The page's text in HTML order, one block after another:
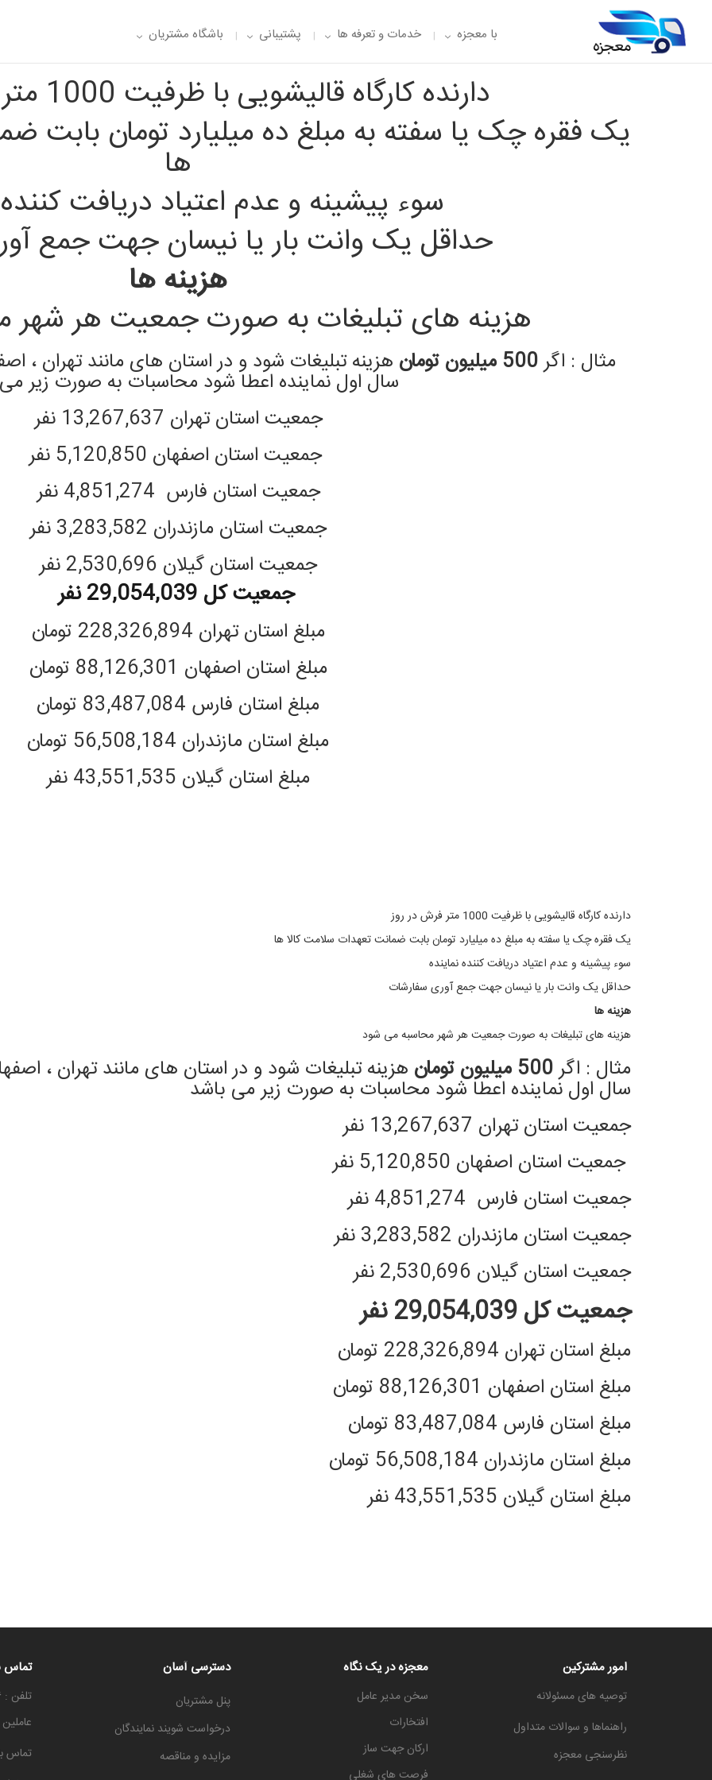
با معجزه خدمات و تعرفه ها پشتیبانی باشگاه مشتریان
دارنده کارگاه قالیشویی با ظرفیت 1000 متر فرش در روز
یک فقره چک یا سفته به مبلغ ده میلیارد تومان بابت
ها
سوء پیشینه و عدم اعتیاد دریافت
حداقل یک وانت بار یا نیسان جهت جمع
هزینه ها
هزینه های تبلیغات به صورت جمعیت هر
مثال : اگر500 میلیون تومان هزینه تبلیغات شود و در استان های مانند تهران ،
سال اول نماینده اعطا شود محاسبات به صورت زیر
جمعیت استان تهران 13,267,637 نفر
جمعیت استان اصفهان 5,120,850 نفر
جمعیت استان فارس 4,851,274 نفر
جمعیت استان مازندران 3,283,582 نفر
جمعیت استان گیلان 2,530,696 نفر
جمعیت کل 29,054,039 نفر
مبلغ استان تهران 228,326,894 تومان
مبلغ استان اصفهان 88,126,301 تومان
مبلغ استان فارس 83,487,084 تومان
مبلغ استان مازندران 56,508,184 تومان
مبلغ استان گیلان 43,551,535 نفر
دارنده کارگاه قالیشویی با ظرفیت 1000 متر فرش در روز
یک فقره چک یا سفته به مبلغ ده میلیارد تومان بابت ضمانت تعهدات سلامت کالا ها
سوء پیشینه و عدم اعتیاد دریافت کننده نماینده
حداقل یک وانت بار یا نیسان جهت جمع آوری سفارشات
هزینه ها
هزینه های تبلیغات به صورت جمعیت هر شهر محاسبه می شود
مثال : اگر500 میلیون تومان هزینه تبلیغات شود و در استان های مانند تهران ،
سال اول نماینده اعطا شود محاسبات به صورت زیر می باشد
جمعیت استان تهران 13,267,637 نفر
جمعیت استان اصفهان 5,120,850 نفر
جمعیت استان فارس 4,851,274 نفر
جمعیت استان مازندران 3,283,582 نفر
جمعیت استان گیلان 2,530,696 نفر
جمعیت کل 29,054,039 نفر
مبلغ استان تهران 228,326,894 تومان
مبلغ استان اصفهان 88,126,301 تومان
مبلغ استان فارس 83,487,084 تومان
مبلغ استان مازندران 56,508,184 تومان
مبلغ استان گیلان 43,551,535 نفر
امور مشترکین
توصیه های مسئولانه
راهنماها و سوالات متداول
نظرسنجی معجزه
معجزه در یک نگاه
سخن مدیر عامل
افتخارات
ارکان جهت ساز
فرصت های شغلی
دسترسی آسان
پنل مشتریان
درخواست شویند نمایندگان
مزایده و مناقصه
تماس
تلفن : ۳۳۳۳۶۶۶۶-۰۳۱
تماس